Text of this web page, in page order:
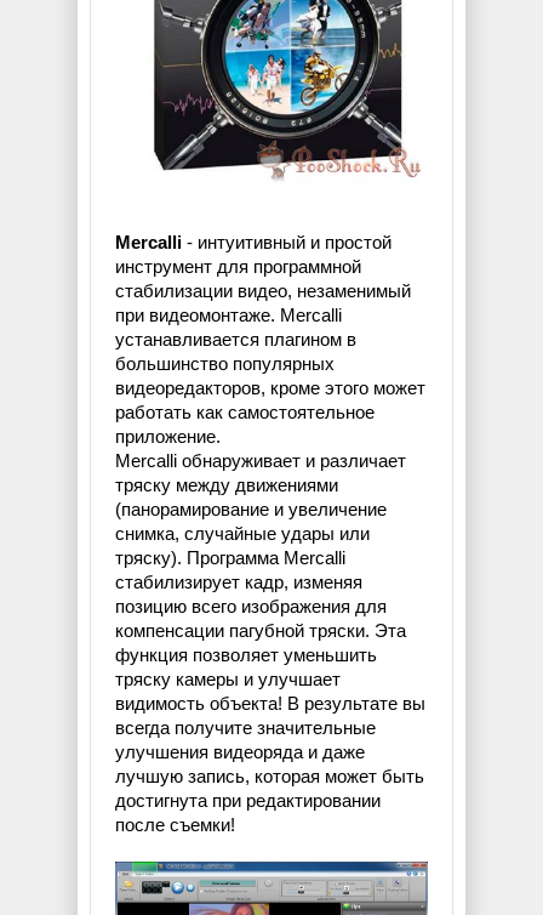
Mercalli - интуитивный и простой
инструмент для программной
стабилизации видео, незаменимый
при видеомонтаже. Mercalli
устанавливается плагином в
большинство популярных
видеоредакторов, кроме этого может
работать как самостоятельное
приложение.
Mercalli обнаруживает и различает
тряску между движениями
(панорамирование и увеличение
снимка, случайные удары или
тряску). Программа Mercalli
стабилизирует кадр, изменяя
позицию всего изображения для
компенсации пагубной тряски. Эта
функция позволяет уменьшить
тряску камеры и улучшает
видимость объекта! В результате вы
всегда получите значительные
улучшения видеоряда и даже
лучшую запись, которая может быть
достигнута при редактировании
после съемки!